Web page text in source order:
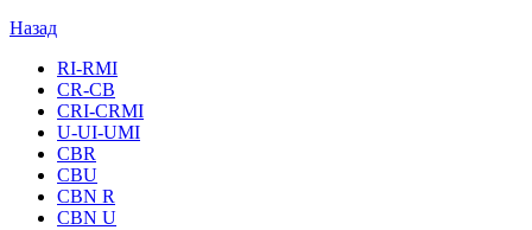
Назад
RI-RMI
CR-CB
СRI-СRMI
U-UI-UMI
CBR
CBU
CBN R
CBN U